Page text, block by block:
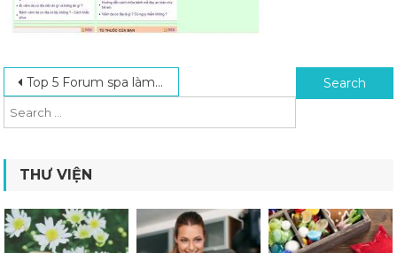
Post navigation
Top 5 Forum spa làm đẹp chị em không thể bỏ qua Search for:
THƯ VIỆN